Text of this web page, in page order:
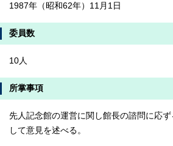
1987年（昭和62年）11月1日
委員数
10人
所掌事項
先人記念館の運営に関し館長の諮問に応
して意見を述べる。